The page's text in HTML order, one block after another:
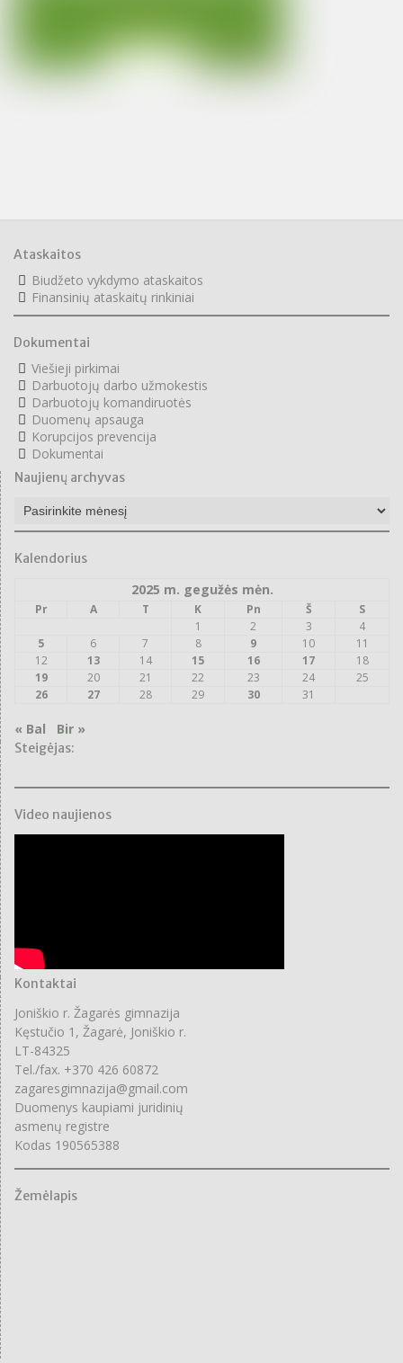
Ataskaitos
Biudžeto vykdymo ataskaitos
Finansinių ataskaitų rinkiniai
Dokumentai
Viešieji pirkimai
Darbuotojų darbo užmokestis
Darbuotojų komandiruotės
Duomenų apsauga
Korupcijos prevencija
Dokumentai
Naujienų archyvas
Naujienų
archyvas
Kalendorius
2025 m. gegužės mėn.
Pr A T K Pn Š
S
1
2 3
4
5
6 7 8 9 10
11
12
13 14 15 16 17
18
19
20 21 22 23 24
25
26
27 28 29 30 31
« Bal Bir »
Steigėjas:
Video naujienos
Kontaktai
Joniškio r. Žagarės gimnazija
Kęstučio 1, Žagarė, Joniškio r.
LT-84325
Tel./fax. +370 426 60872
zagaresgimnazija@gmail.com
Duomenys kaupiami juridinių
asmenų registre
Kodas 190565388
Žemėlapis